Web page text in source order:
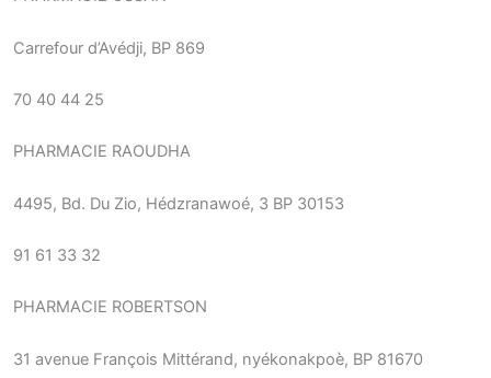
Carrefour d’Avédji, BP 869
70 40 44 25
PHARMACIE RAOUDHA
4495, Bd. Du Zio, Hédzranawoé, 3 BP 30153
91 61 33 32
PHARMACIE ROBERTSON
31 avenue François Mittérand, nyékonakpoè, BP 81670